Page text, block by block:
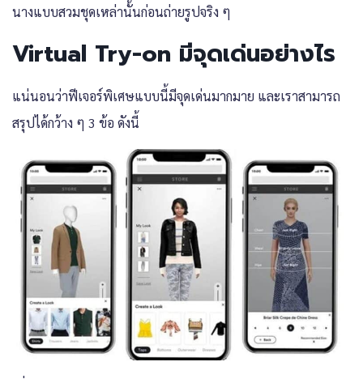
นางแบบสวมชุดเหล่านั้นก่อนถ่ายรูปจริง ๆ
Virtual Try-on มีจุดเด่นอย่างไร
แน่นอนว่าฟีเจอร์พิเศษแบบนี้มีจุดเด่นมากมาย และเราสามารถ
สรุปได้กว้าง ๆ 3 ข้อ ดังนี้